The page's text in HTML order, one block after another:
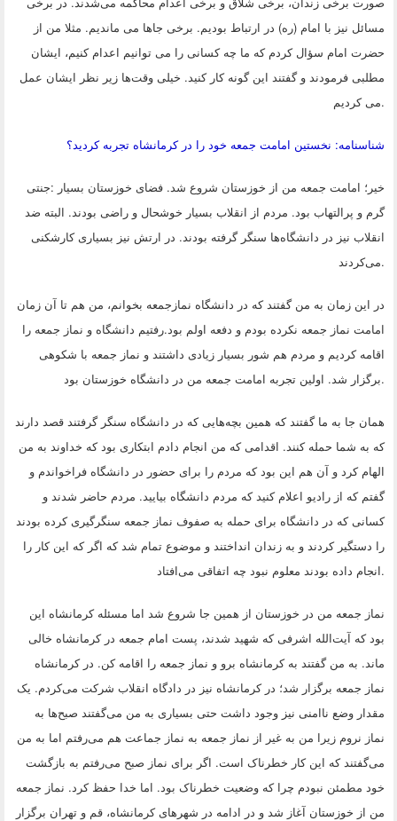
مسائل نیز با امام (ره) در ارتباط بودیم. برخی جاها می ماندیم. مثلا من از
حضرت امام سؤال کردم که ما چه کسانی را می توانیم اعدام کنیم، ایشان
مطلبی فرمودند و گفتند این گونه کار کنید. خیلی وقت‌ها زیر نظر ایشان عمل
می کردیم.
شناسنامه: نخستین امامت جمعه خود را در کرمانشاه تجربه کردید؟
جنتی: خیر؛ امامت جمعه من از خوزستان شروع شد. فضای خوزستان بسیار
گرم و پرالتهاب بود. مردم از انقلاب بسیار خوشحال و راضی بودند. البته ضد
انقلاب نیز در دانشگاه‌ها سنگر گرفته بودند. در ارتش نیز بسیاری کارشکنی
می‌کردند.
در این زمان به من گفتند که در دانشگاه نمازجمعه بخوانم، من هم تا آن زمان
امامت نماز جمعه نکرده بودم و دفعه اولم بود.رفتیم دانشگاه و نماز جمعه را
اقامه کردیم و مردم هم شور بسیار زیادی داشتند و نماز جمعه با شکوهی
برگزار شد. اولین تجربه امامت جمعه من در دانشگاه خوزستان بود.
همان جا به ما گفتند که همین بچه‌هایی که در دانشگاه سنگر گرفتند قصد دارند
که به شما حمله کنند. اقدامی که من انجام دادم ابتکاری بود که خداوند به من
الهام کرد و آن هم این بود که مردم را برای حضور در دانشگاه فراخواندم و
گفتم که از رادیو اعلام کنید که مردم دانشگاه بیایید. مردم حاضر شدند و
کسانی که در دانشگاه برای حمله به صفوف نماز جمعه سنگرگیری کرده بودند
را دستگیر کردند و به زندان انداختند و موضوع تمام شد که اگر که این کار را
انجام داده بودند معلوم نبود چه اتفاقی می‌افتاد.
نماز جمعه من در خوزستان از همین جا شروع شد اما مسئله کرمانشاه این
بود که آیت‌الله اشرفی که شهید شدند، پست امام جمعه در کرمانشاه خالی
ماند. به من گفتند به کرمانشاه برو و نماز جمعه را اقامه کن. در کرمانشاه
نماز جمعه برگزار شد؛ در کرمانشاه نیز در دادگاه انقلاب شرکت می‌کردم. یک
مقدار وضع ناامنی نیز وجود داشت حتی بسیاری به من می‌گفتند صبح‌ها به
نماز نروم زیرا من به غیر از نماز جمعه به نماز جماعت هم می‌رفتم اما به من
می‌گفتند که این کار خطرناک است. اگر برای نماز صبح می‌رفتم به بازگشت
خود مطمئن نبودم چرا که وضعیت خطرناک بود. اما خدا حفظ کرد. نماز جمعه
من از خوزستان آغاز شد و در ادامه در شهرهای کرمانشاه، قم و تهران برگزار